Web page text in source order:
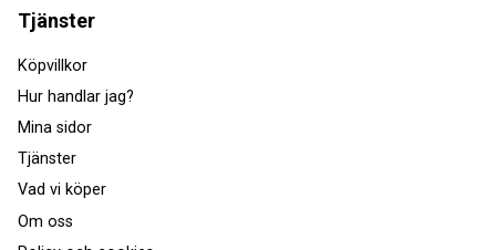
Tjänster
Köpvillkor
Hur handlar jag?
Mina sidor
Tjänster
Vad vi köper
Om oss